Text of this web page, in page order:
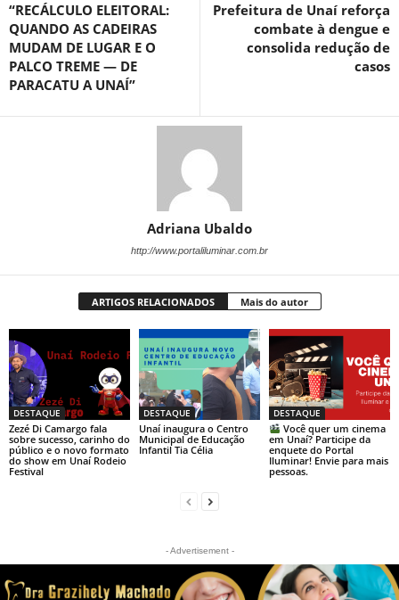
“RECÁLCULO ELEITORAL:
QUANDO AS CADEIRAS
MUDAM DE LUGAR E O
PALCO TREME — DE
PARACATU A UNAÍ”
Prefeitura de Unaí reforça
combate à dengue e
consolida redução de
casos
Adriana Ubaldo
http://www.portaliluminar.com.br
ARTIGOS RELACIONADOS Mais do autor
DESTAQUE
Zezé Di Camargo fala
sobre sucesso, carinho do
público e o novo formato
do show em Unaí Rodeio
Festival
DESTAQUE
Unaí inaugura o Centro
Municipal de Educação
Infantil Tia Célia
DESTAQUE
Você quer um cinema
em Unaí? Participe da
enquete do Portal
Iluminar! Envie para mais
pessoas.
- Advertisement -